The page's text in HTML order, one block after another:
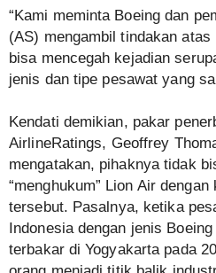
“Kami meminta Boeing dan
(AS) mengambil tindakan
bisa mencegah kejadian
jenis dan tipe pesawat yang
Kendati demikian, pakar
AirlineRatings, Geoffrey
mengatakan, pihaknya tidak
“menghukum” Lion Air
tersebut. Pasalnya, ketika
Indonesia dengan jenis
terbakar di Yogyakarta pada